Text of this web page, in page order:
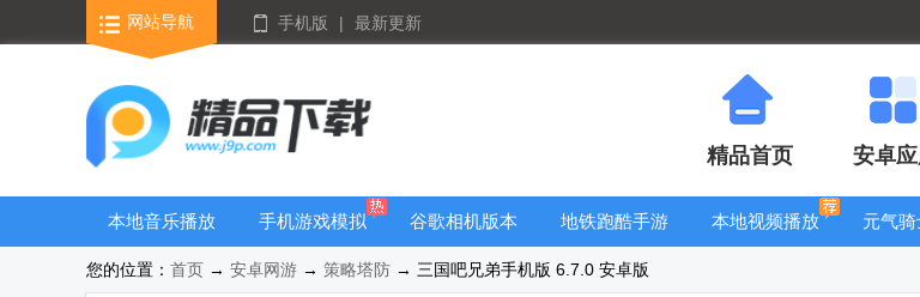
网站导航 手机版 | 最新更新
精品首页 安卓应
本地音乐播放
手机游戏模拟
器安卓版合集
谷歌相机版本
地铁跑酷手游
大全
本地视频播放
元气
您的位置： 首页 → 安卓网游 → 策略塔防 → 三国吧兄弟手机版 6.7.0 安卓版